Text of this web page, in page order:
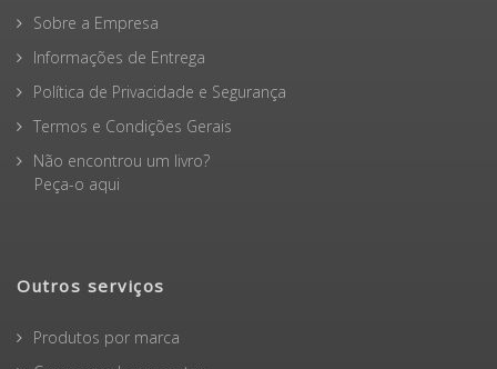
Informações
Sobre a Empresa
Informações de Entrega
Política de Privacidade e Segurança
Termos e Condições Gerais
Outros serviços